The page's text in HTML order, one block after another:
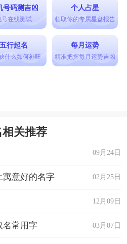
号码测吉凶
号在线测试
个人占星
领取你的专属星盘报告
五行起名
什么如何补旺
每月运势
精准把握每月运势吉凶
相关推荐
09月24日
02月25日
寓意好的名字
12月09日
03月07日
名常用字